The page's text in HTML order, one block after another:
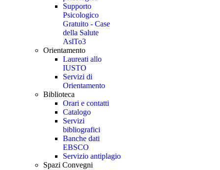
Supporto
Psicologico
Gratuito - Case
della Salute
AslTo3
Orientamento
Laureati allo
IUSTO
Servizi di
Orientamento
Biblioteca
Orari e contatti
Catalogo
Servizi
bibliografici
Banche dati
EBSCO
Servizio antiplagio
Spazi Convegni